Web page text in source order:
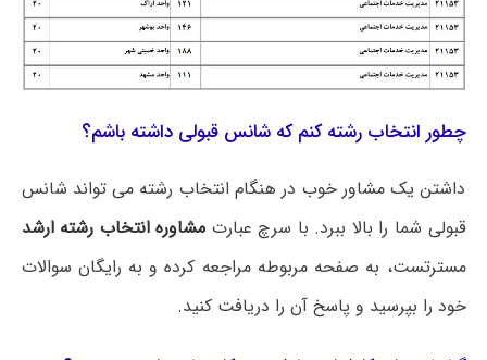
چطور انتخاب رشته کنم که شانس قبولی داشته باشم؟
داشتن یک مشاور خوب در هنگام انتخاب رشته می تواند شانس
قبولی شما را بالا ببرد. با سرچ عبارت مشاوره انتخاب رشته ارشد
مسترتست، به صفحه مربوطه مراجعه کرده و به رایگان سوالات
خود را بپرسید و پاسخ آن را دریافت کنید.